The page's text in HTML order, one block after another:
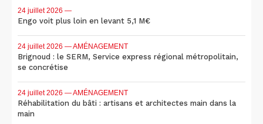
24 juillet 2026 —
Engo voit plus loin en levant 5,1 M€
24 juillet 2026 — AMÉNAGEMENT
Brignoud : le SERM, Service express régional métropolitain,
se concrétise
24 juillet 2026 — AMÉNAGEMENT
Réhabilitation du bâti : artisans et architectes main dans la
main